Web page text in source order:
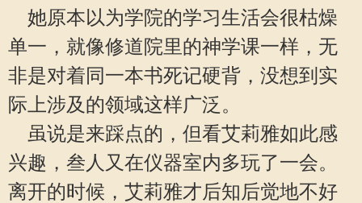
她原本以为学院的学习生活会很枯燥
单一，就像修道院里的神学课一样，无
非是对着同一本书死记硬背，没想到实
际上涉及的领域这样广泛。
虽说是来踩点的，但看艾莉雅如此感
兴趣，叁人又在仪器室内多玩了一会。
离开的时候，艾莉雅才后知后觉地不好